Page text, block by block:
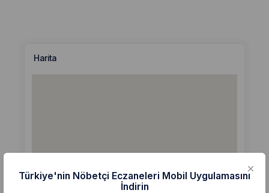
Harita
Türkiye'nin Nöbetçi Eczaneleri Mobil Uygulamasını
İndirin